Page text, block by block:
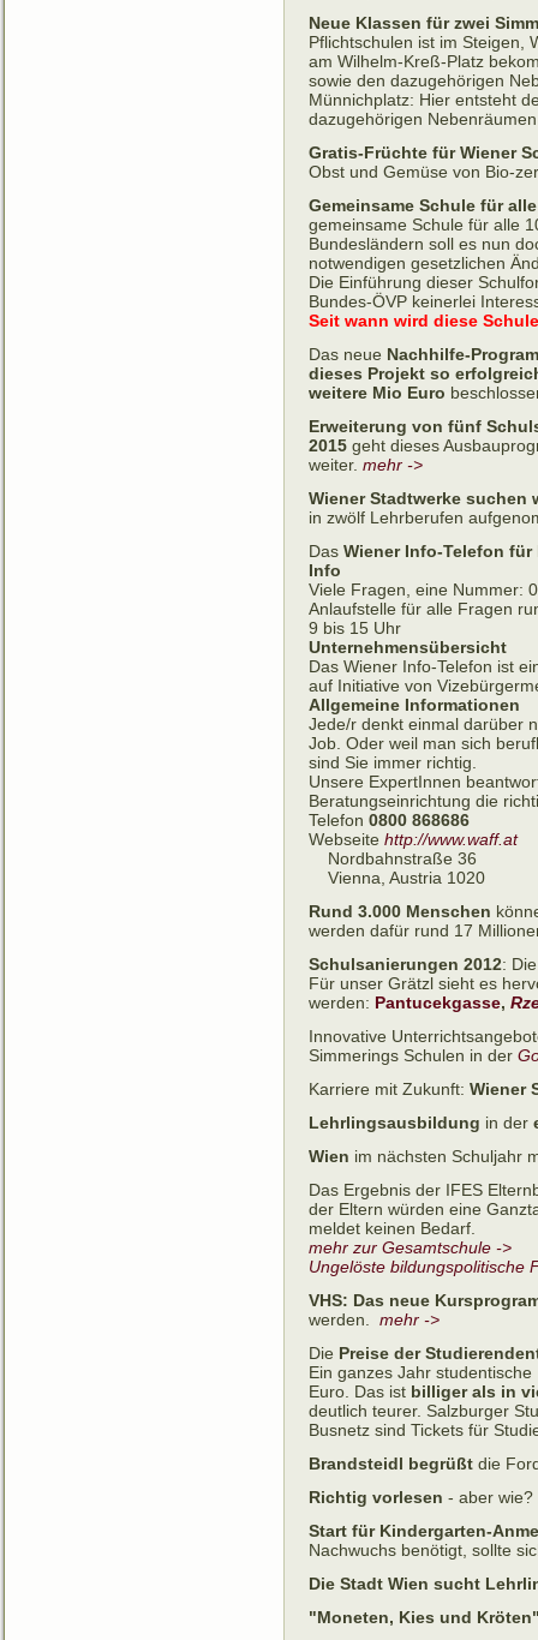
Neue Klassen für zwei
Pflichtschulen ist im Steigen,
am Wilhelm-Kreß-Platz
sowie den dazu­­ge­hörigen
Münnichplatz: Hier entsteht
dazugehörigen
Gratis-Früchte für Wiener
Obst und Gemüse von Bio-
Gemeinsame Schule für
gemeinsame Schule für alle
Bundes­ländern soll es nun
notwendigen gesetzlichen
Die Einführung dieser
Bundes-ÖVP keinerlei
Seit wann wird diese
Das neue Nachhilfe-
dieses Projekt so
weitere Mio Euro
Erweiterung von fünf
2015 geht dieses
weiter. mehr ->
Wiener Stadtwerke suchen
in zwölf Lehrberufen
Das Wiener Info-Telefon
Info
Viele Fragen, eine Nummer:
Anlaufstelle für alle Fragen
9 bis 15 Uhr
Unternehmensübersicht
Das Wiener Info-Telefon ist
auf Initiative von
Allgemeine Informationen
Jede/r denkt einmal darüber
Job. Oder weil man sich
sind Sie immer richtig.
Unsere ExpertInnen
Beratungseinrichtung die
Telefon 0800 868686
Webseite http://www.waff.at
Nordbahnstraße 36
Vienna, Austria 1020
Rund 3.000 Menschen
werden dafür rund 17
Schulsanierungen 2012:
Für unser Grätzl sieht es
werden: Pantucekgasse,
Innovative
Simmerings Schulen in der
Karriere mit Zukunft: Wiener
Lehrlingsausbildung in der
Wien im nächsten Schuljahr
Das Ergebnis der IFES
der Eltern würden eine
meldet keinen Bedarf.
mehr zur Gesamtschule ->
Ungelöste bildungspolitische
VHS: Das neue
werden. mehr ->
Die Preise der
Ein ganzes Jahr
Euro. Das ist billiger als in
deutlich teurer. Salzburger
Busnetz sind Tickets für
Brandsteidl begrüßt die
Richtig vorlesen - aber
Start für Kindergarten-
Nachwuchs benötigt, sollte
Die Stadt Wien sucht
"Moneten, Kies und